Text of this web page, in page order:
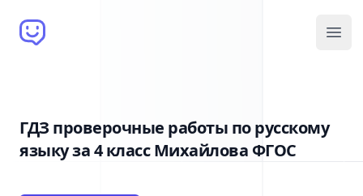
Brain Bot
ГДЗ проверочные работы по русскому
языку за 4 класс Михайлова ФГОС